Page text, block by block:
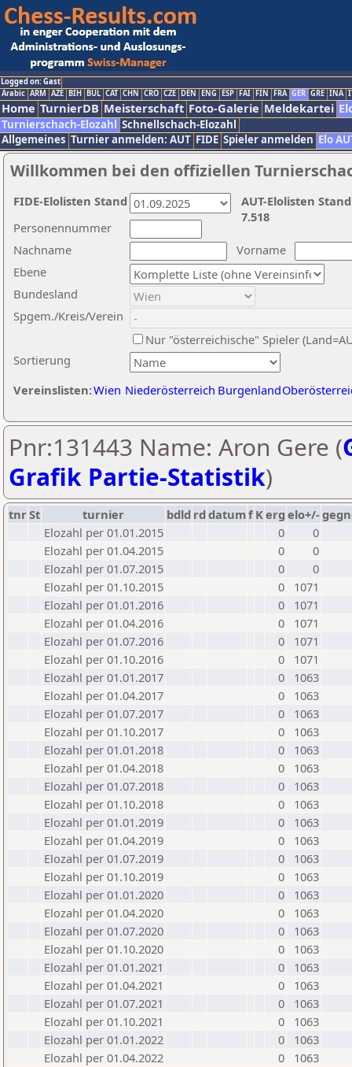
Logged on: Gast
Arabic ARM AZE BIH BUL CAT CHN CRO CZE DEN ENG ESP FAI FIN FRA GER GRE INA
Home TurnierDB Meisterschaft Foto-Galerie Meldekartei
Turnierschach-Elozahl Schnellschach-Elozahl
Allgemeines Turnier anmelden: AUT FIDE Spieler anmelden Elo
Willkommen bei den offiziellen
Nachname
Vorname
Ebene
Sortierung
Personennummer
Bundesland
Spgem./Kreis/Verein
Nur "österreichische" Spieler
Vereinslisten:Wien Niederösterreich Burgenland
AUT-Elolisten
7.518
FIDE-Elolisten Stand
Pnr:131443 Name: Aron Gere (
Grafik Partie-Statistik)
tnrSt turnier bdld rd datumf Kerg elo+/-
Elozahl per 01.01.2015
0
0
Elozahl per 01.04.2015
0
0
Elozahl per 01.07.2015
0
0
Elozahl per 01.10.2015
0
1071
Elozahl per 01.01.2016
0
1071
Elozahl per 01.04.2016
0
1071
Elozahl per 01.07.2016
0
1071
Elozahl per 01.10.2016
0
1071
Elozahl per 01.01.2017
0
1063
Elozahl per 01.04.2017
0
1063
Elozahl per 01.07.2017
0
1063
Elozahl per 01.10.2017
0
1063
Elozahl per 01.01.2018
0
1063
Elozahl per 01.04.2018
0
1063
Elozahl per 01.07.2018
0
1063
Elozahl per 01.10.2018
0
1063
Elozahl per 01.01.2019
0
1063
Elozahl per 01.04.2019
0
1063
Elozahl per 01.07.2019
0
1063
Elozahl per 01.10.2019
0
1063
Elozahl per 01.01.2020
0
1063
Elozahl per 01.04.2020
0
1063
Elozahl per 01.07.2020
0
1063
Elozahl per 01.10.2020
0
1063
Elozahl per 01.01.2021
0
1063
Elozahl per 01.04.2021
0
1063
Elozahl per 01.07.2021
0
1063
Elozahl per 01.10.2021
0
1063
Elozahl per 01.01.2022
0
1063
Elozahl per 01.04.2022
0
1063